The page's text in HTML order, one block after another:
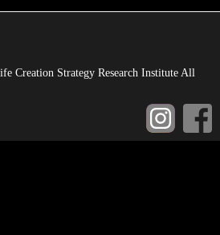
Creation Strategy Research Institute All